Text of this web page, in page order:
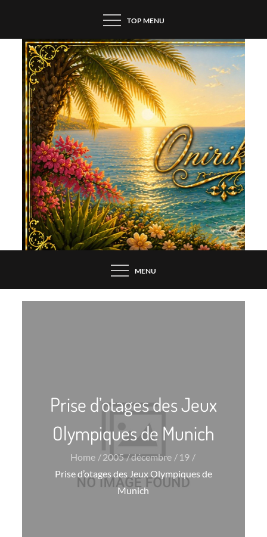
content
TOP MENU
MENU
Prise d’otages des Jeux
Olympiques de Munich
Home 2005 décembre
19
Prise d’otages des Jeux Olympiques de
Munich